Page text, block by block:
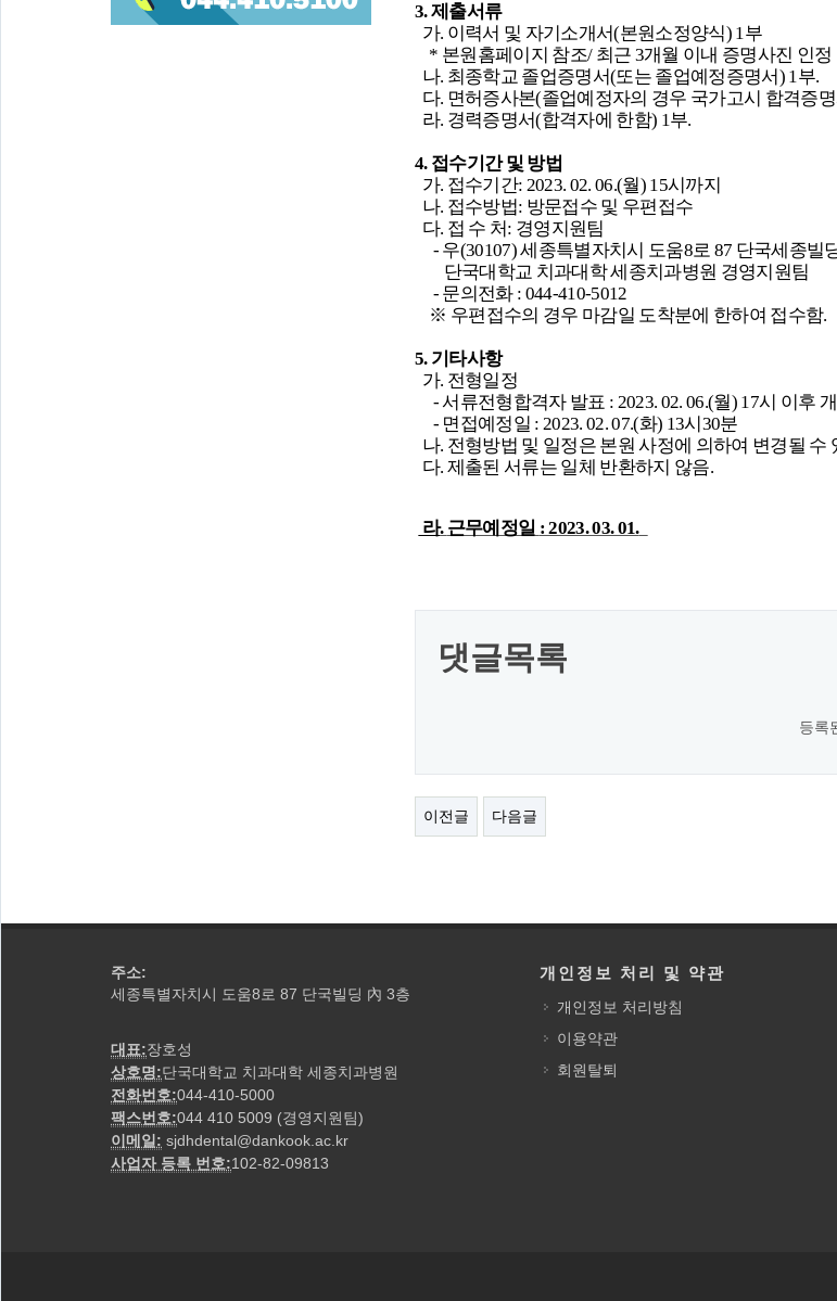
3.제출서류
가. 이력서 및 자기소개서(본원소정양식) 1부
* 본원홈페이지 참조/ 최근 3개월 이내 증명사진 인정
나. 최종학교 졸업증명서(또는 졸업예정증명서) 1부.
다. 면허증사본(졸업예정자의 경우 국가고시 합격증
라. 경력증명서(합격자에 한함) 1부.
4. 접수기간 및 방법
가. 접수기간: 2023. 02. 06.(월) 15시까지
나. 접수방법: 방문접수 및 우편접수
다. 접 수 처: 경영지원팀
- 우(30107)세종특별자치시 도움8로 87 단국세종빌
단국대학교 치과대학 세종치과병원 경영지원팀
- 문의전화 : 044-410-5012
※ 우편접수의 경우 마감일 도착분에 한하여 접수함.
5. 기타사항
가. 전형일정
- 서류전형합격자 발표 : 2023. 02. 06.(월) 17시 이후
- 면접예정일 : 2023. 02. 07.(화) 13시30분
나. 전형방법 및 일정은 본원 사정에 의하여 변경될 수
다. 제출된 서류는 일체 반환하지 않음.
라. 근무예정일 : 2023. 03. 01.
댓글목록
등록
이전글 다음글
주소:
세종특별자치시 도움8로 87 단국빌딩 內 3층
대표:장호성
상호명:단국대학교 치과대학 세종치과병원
전화번호:044-410-5000
팩스번호:044 410 5009 (경영지원팀)
이메일: sjdhdental@dankook.ac.kr
사업자 등록 번호:102-82-09813
개인정보 처리 및 약관
개인정보 처리방침
이용약관
회원탈퇴